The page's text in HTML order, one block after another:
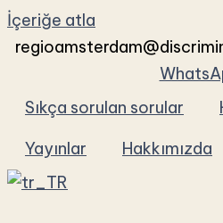
İçeriğe atla
Sıkça sorulan sorular
Yayınlar
Hakkımızda